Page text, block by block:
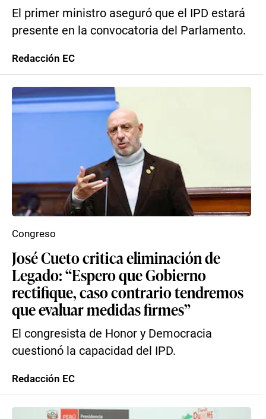
El primer ministro aseguró que el IPD estará
presente en la convocatoria del Parlamento.
Redacción EC
José Cueto critica eliminación de
Legado: “Espero que Gobierno
rectifique, caso contrario tendremos
que evaluar medidas firmes”
El congresista de Honor y Democracia
cuestionó la capacidad del IPD.
Congreso
Redacción EC